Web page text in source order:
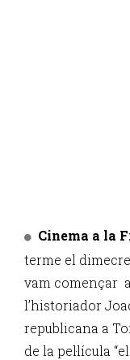
Cinema a la
terme el
vam començar
l’historiador
republicana a
de la pel·lícula